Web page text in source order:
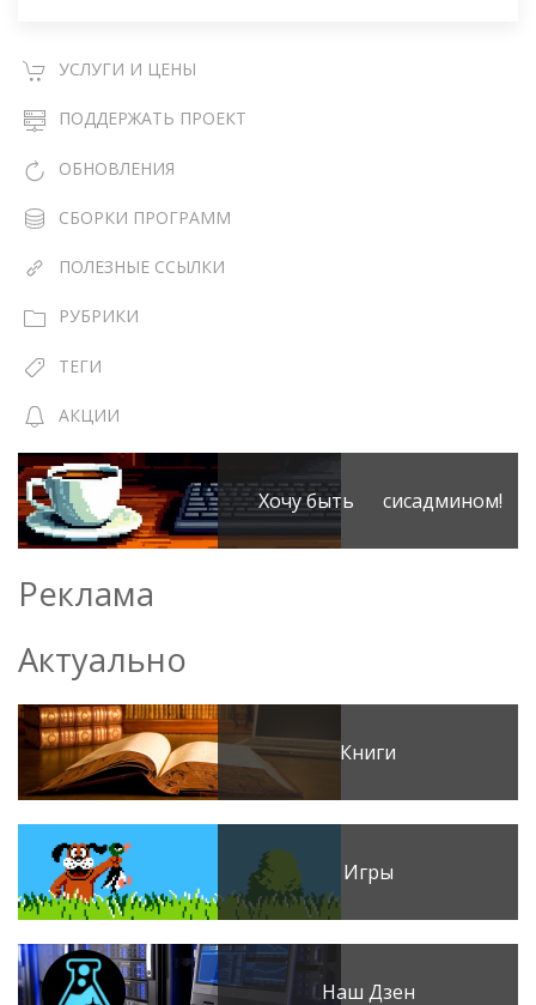
УСЛУГИ И ЦЕНЫ
ПОДДЕРЖАТЬ ПРОЕКТ
ОБНОВЛЕНИЯ
СБОРКИ ПРОГРАММ
ПОЛЕЗНЫЕ ССЫЛКИ
РУБРИКИ
ТЕГИ
АКЦИИ
Хочу быть сисадмином!
Реклама
Актуально
Книги
Игры
Наш Дзен